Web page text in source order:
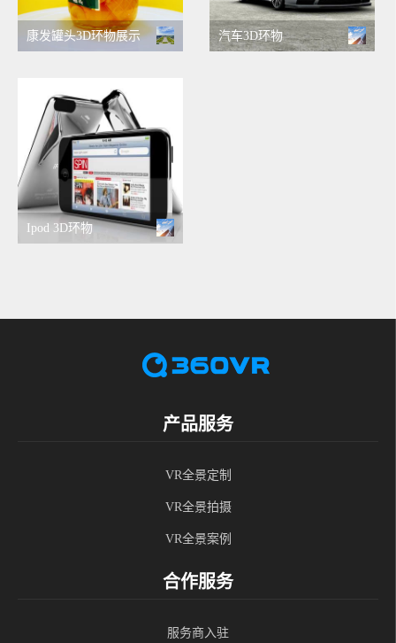
康发罐头3D环物展示 汽车3D环物
Ipod 3D环物
产品服务
VR全景定制
VR全景拍摄
VR全景案例
合作服务
服务商入驻